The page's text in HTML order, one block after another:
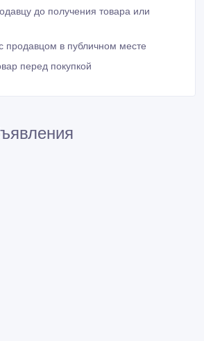
до получения товара или
продавцом в публичном месте
перед покупкой